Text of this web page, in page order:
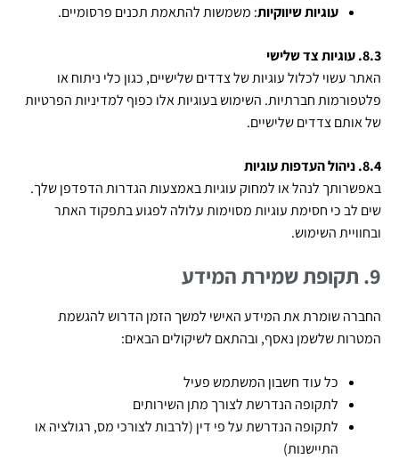
עוגיות שיווקיות: משמשות להתאמת תכנים פרסומיים.
8.3. עוגיות צד שלישי
האתר עשוי לכלול עוגיות של צדדים שלישיים, כגון כלי ניתוח או
פלטפורמות חברתיות. השימוש בעוגיות אלו כפוף למדיניות הפרטיות
של אותם צדדים שלישיים.
8.4. ניהול העדפות עוגיות
באפשרותך לנהל או למחוק עוגיות באמצעות הגדרות הדפדפן שלך.
שים לב כי חסימת עוגיות מסוימות עלולה לפגוע בתפקוד האתר
ובחוויית השימוש.
9. תקופת שמירת המידע
החברה שומרת את המידע האישי למשך הזמן הדרוש להגשמת
המטרות שלשמן נאסף, ובהתאם לשיקולים הבאים:
כל עוד חשבון המשתמש פעיל
לתקופה הנדרשת לצורך מתן השירותים
לתקופה הנדרשת על פי דין (לרבות לצורכי מס, רגולציה או
התיישנות)